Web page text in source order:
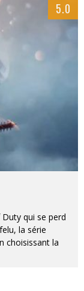
5.0
Duty qui se perd
la série
choisissant la